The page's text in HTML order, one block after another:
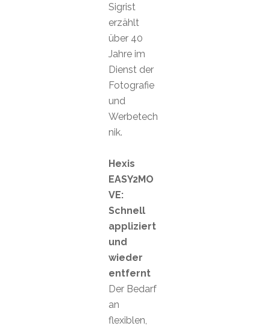
Sigrist
erzählt
über 40
Jahre im
Dienst der
Fotografie
und
Werbetech
nik.
Hexis
EASY2MO
VE:
Schnell
appliziert
und
wieder
entfernt
Der Bedarf
an
flexiblen,